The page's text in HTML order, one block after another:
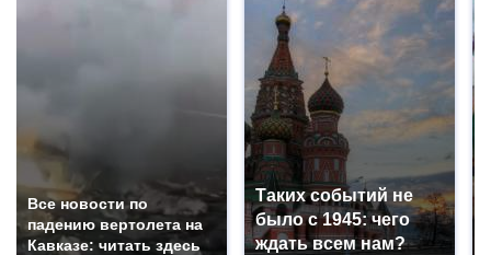
Все новости по
падению вертолета на
Кавказе: читать здесь
Таких событий не
было с 1945: чего
ждать всем нам?